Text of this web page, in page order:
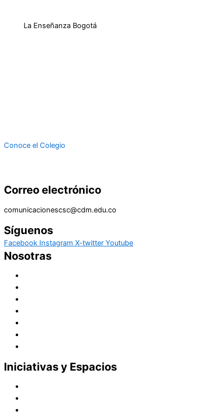
La Enseñanza Bogotá
Conoce el Colegio
Correo electrónico
comunicacionescsc@cdm.edu.co
Síguenos
Facebook Instagram X-twitter Youtube
Nosotras
Iniciativas y Espacios